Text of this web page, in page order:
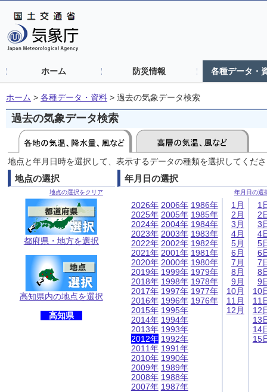
ホーム 防災情報 各種データ・
ホーム > 各種データ・資料 > 過去の気象データ検索
過去の気象データ検索
地点と年月日時を選択して、表示するデータの種類を選択してくだ
地点の選択
地点の選択をクリア
都府県・地方を選択
高知県内の地点を選択
高知県
年月日の選択
年月日の選
2026年
2025年
2024年
2023年
2022年
2021年
2020年
2019年
2018年
2017年
2016年
2015年
2014年
2013年
2012年
2011年
2010年
2009年
2008年
2007年
2006年
2005年
2004年
2003年
2002年
2001年
2000年
1999年
1998年
1997年
1996年
1995年
1994年
1993年
1992年
1991年
1990年
1989年
1988年
1987年
1986年
1985年
1984年
1983年
1982年
1981年
1980年
1979年
1978年
1977年
1976年
1月
2月
3月
4月
5月
6月
7月
8月
9月
10月
11月
12月
1
2
3
4
5
6
7
8
9
10
11
12
13
14
15